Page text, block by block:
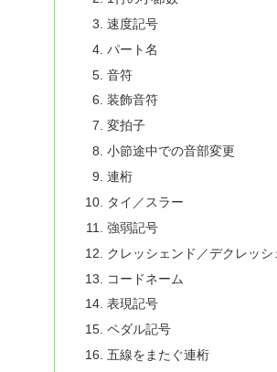
速度記号
パート名
音符
装飾音符
変拍子
小節途中での音部変更
連桁
タイ／スラー
強弱記号
クレッシェンド／デクレッシ
コードネーム
表現記号
ペダル記号
五線をまたぐ連桁